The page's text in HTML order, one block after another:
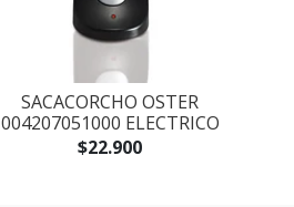
SACACORCHO OSTER
004207051000 ELECTRICO
$22.900